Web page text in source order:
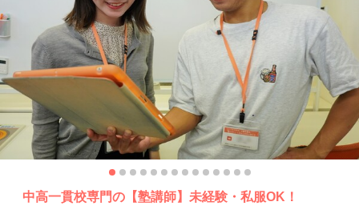
中高一貫校専門の【塾講師】未経験・私服OK！